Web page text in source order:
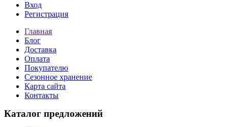
Вход
Регистрация
Главная
Блог
Доставка
Оплата
Покупателю
Сезонное хранение
Карта сайта
Контакты
Каталог предложений